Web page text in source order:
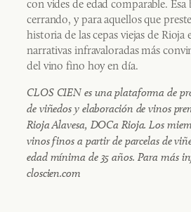
con vides de edad comparable. Esa
cerrando, y para aquellos que
historia de las cepas viejas de Rioja
narrativas infravaloradas más
del vino fino hoy en día.
CLOS CIEN es una plataforma de
de viñedos y elaboración de vinos
Rioja Alavesa, DOCa Rioja. Los
vinos finos a partir de parcelas de
edad mínima de 35 años. Para más
closcien.com